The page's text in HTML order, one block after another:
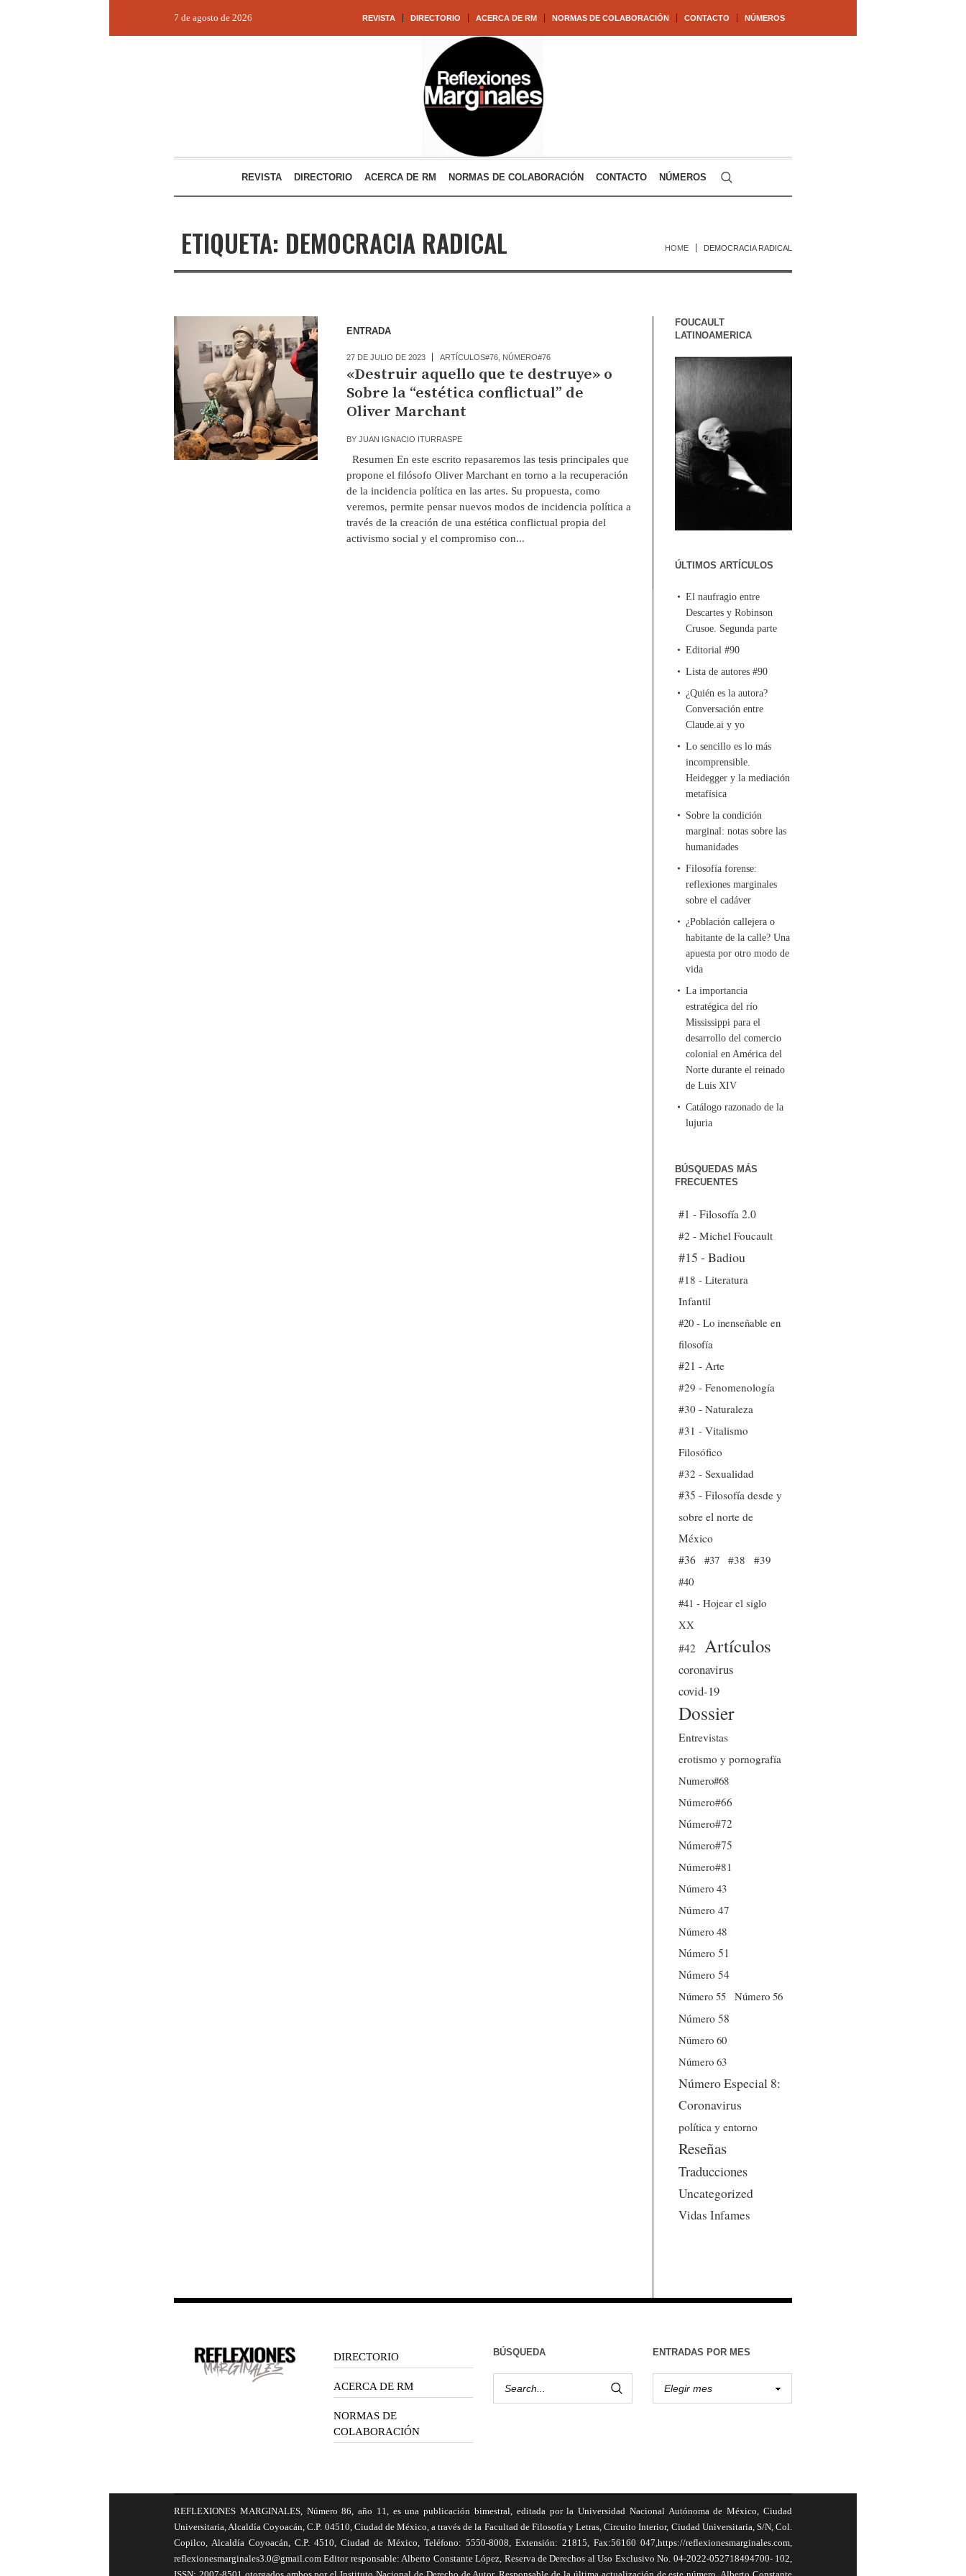
REVISTA DIRECTORIO ACERCA DE RM NORMAS DE COLABORACIÓN CONTACTO NÚMEROS
7 de agosto de 2026
REVISTA DIRECTORIO ACERCA DE RM NORMAS DE COLABORACIÓN CONTACTO NÚMEROS
ETIQUETA: DEMOCRACIA RADICAL HOME DEMOCRACIA RADICAL
ENTRADA
27 DE JULIO DE 2023 ARTÍCULOS#76, NÚMERO#76
«Destruir aquello que te destruye» o
Sobre la “estética conflictual” de
Oliver Marchant
BY JUAN IGNACIO ITURRASPE
Resumen En este escrito repasaremos las tesis principales que
propone el filósofo Oliver Marchant en torno a la recuperación
de la incidencia política en las artes. Su propuesta, como
veremos, permite pensar nuevos modos de incidencia política a
través de la creación de una estética conflictual propia del
activismo social y el compromiso con...
FOUCAULT
LATINOAMERICA
ÚLTIMOS ARTÍCULOS
El naufragio entre
Descartes y Robinson
Crusoe. Segunda parte
Editorial #90
Lista de autores #90
¿Quién es la autora?
Conversación entre
Claude.ai y yo
Lo sencillo es lo más
incomprensible.
Heidegger y la mediación
metafísica
Sobre la condición
marginal: notas sobre las
humanidades
Filosofía forense:
reflexiones marginales
sobre el cadáver
¿Población callejera o
habitante de la calle? Una
apuesta por otro modo de
vida
La importancia
estratégica del río
Mississippi para el
desarrollo del comercio
colonial en América del
Norte durante el reinado
de Luis XIV
Catálogo razonado de la
lujuria
BÚSQUEDAS MÁS
FRECUENTES
#1 - Filosofía 2.0
#2 - Michel Foucault
#15 - Badiou
#18 - Literatura
Infantil
#20 - Lo inenseñable en
filosofía
#21 - Arte
#29 - Fenomenología
#30 - Naturaleza
#31 - Vitalismo
Filosófico
#32 - Sexualidad
#35 - Filosofía desde y
sobre el norte de
México
#36
#37 #38
#39
#40
#41 - Hojear el siglo
XX
#42
Artículos
coronavirus
covid-19
Dossier
Entrevistas
erotismo y pornografía
Numero#68
Número#66
Número#72
Número#75
Número#81
Número 43
Número 47
Número 48
Número 51
Número 54
Número 55
Número 56
Número 58
Número 60
Número 63
Número Especial 8:
Coronavirus
política y entorno
Reseñas
Traducciones
Uncategorized
Vidas Infames
DIRECTORIO
ACERCA DE RM
NORMAS DE
COLABORACIÓN
BÚSQUEDA ENTRADAS POR MES
REFLEXIONES MARGINALES, Número 86, año 11, es una publicación bimestral, editada por la Universidad Nacional Autónoma de México, Ciudad
Universitaria, Alcaldía Coyoacán, C.P. 04510, Ciudad de México, a través de la Facultad de Filosofía y Letras, Circuito Interior, Ciudad Universitaria, S/N, Col.
Copilco, Alcaldía Coyoacán, C.P. 4510, Ciudad de México, Teléfono: 5550-8008, Extensión: 21815, Fax:56160 047,https://reflexionesmarginales.com,
reflexionesmarginales3.0@gmail.com Editor responsable: Alberto Constante López, Reserva de Derechos al Uso Exclusivo No. 04-2022-052718494700- 102,